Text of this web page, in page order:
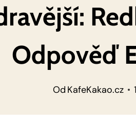
Odpověď
Od KafeKakao.cz